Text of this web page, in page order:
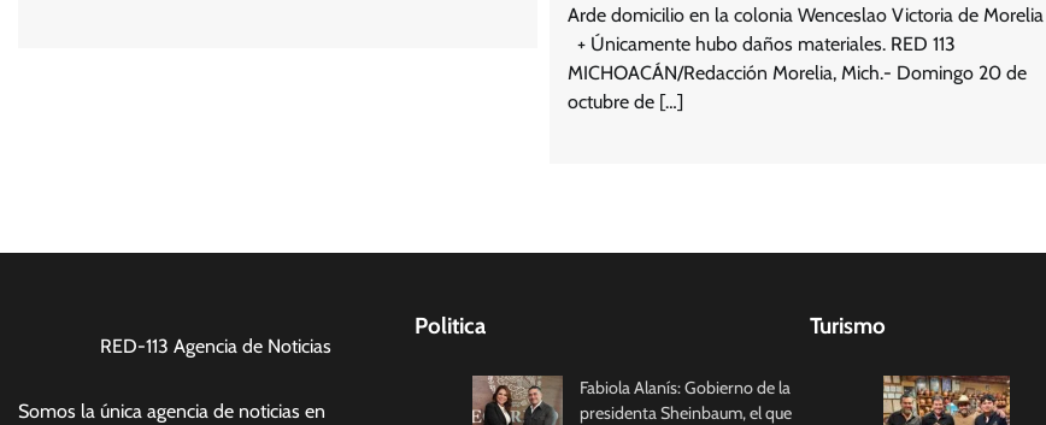
Arde domicilio en la colonia Wenceslao Victoria de Morelia
+ Únicamente hubo daños materiales. RED 113
MICHOACÁN/Redacción Morelia, Mich.- Domingo 20 de
octubre de […]
RED-113 Agencia de Noticias
Somos la única agencia de noticias en
Politica
Fabiola Alanís: Gobierno de la
presidenta Sheinbaum, el que
Turismo